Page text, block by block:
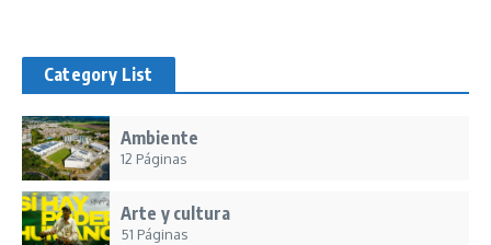
Category List
Ambiente
12 Páginas
Arte y cultura
51 Páginas